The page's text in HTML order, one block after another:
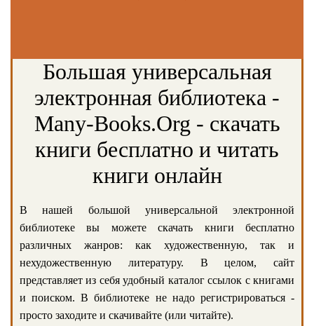
Большая универсальная
электронная библиотека -
Many-Books.Org - скачать
книги бесплатно и читать
книги онлайн
В нашей большой универсальной электронной
библиотеке вы можете скачать книги бесплатно
различных жанров: как художественную, так и
нехудожественную литературу. В целом, сайт
представляет из себя удобный каталог ссылок с книгами
и поиском. В библиотеке не надо регистрироваться -
просто заходите и скачивайте (или читайте).